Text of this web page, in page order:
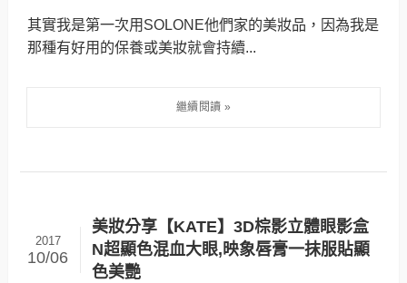
其實我是第一次用SOLONE他們家的美妝品，因為我是
那種有好用的保養或美妝就會持續...
美妝分享【KATE】3D棕影立體眼影盒
N超顯色混血大眼,映象唇膏一抹服貼顯
色美艷
2017
10/06